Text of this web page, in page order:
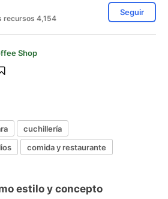
recursos 4,154
Seguir
Shop
cuchillería
comida y restaurante
estilo y concepto